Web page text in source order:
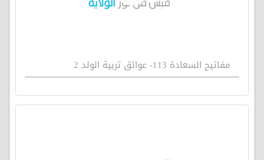
مفاتيح السعادة 113- عوائق تربية الولد 2